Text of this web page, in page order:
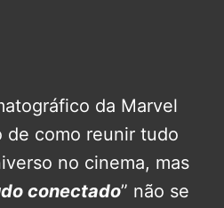
da Marvel
de como reunir tudo
no cinema, mas
conectado” não se